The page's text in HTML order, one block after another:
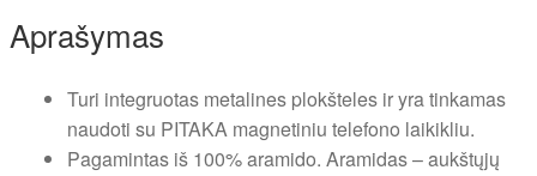
Aprašymas
Turi integruotas metalines plokšteles ir yra tinkamas
naudoti su PITAKA magnetiniu telefono laikikliu.
Pagamintas iš 100% aramido. Aramidas – aukštųjų